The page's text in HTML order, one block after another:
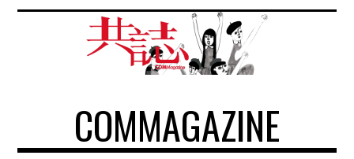
COMMAGAZINE